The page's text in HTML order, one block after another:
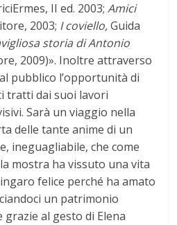
II ed. 2003;Amici
2003; I coviello,Guida
storia di Antonio
2009)». Inoltre attraverso
pubblico l’opportunità di
tratti dai suoi lavori
Sarà un viaggio nella
delle tante anime di un
ineguagliabile, che come
mostra ha vissuto una vita
felice perché ha amato
un patrimonio
al gesto di Elena